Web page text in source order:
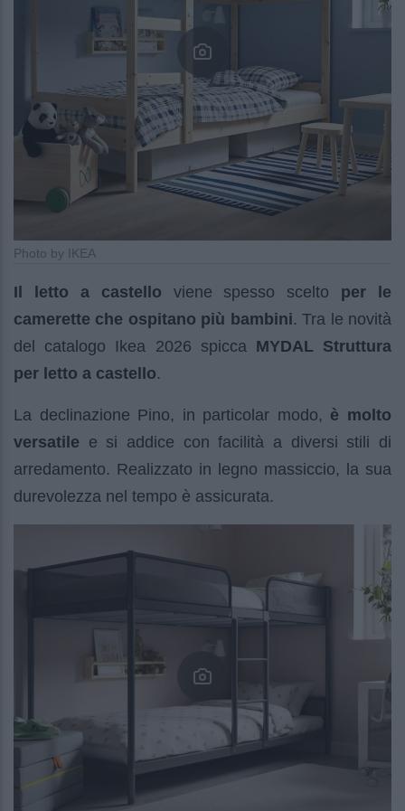
Photo by IKEA
Il letto a castello viene spesso scelto per le
camerette che ospitano più bambini. Tra le novità
del catalogo Ikea 2026 spicca MYDAL Struttura
per letto a castello.
La declinazione Pino, in particolar modo, è molto
versatile e si addice con facilità a diversi stili di
arredamento. Realizzato in legno massiccio, la sua
durevolezza nel tempo è assicurata.